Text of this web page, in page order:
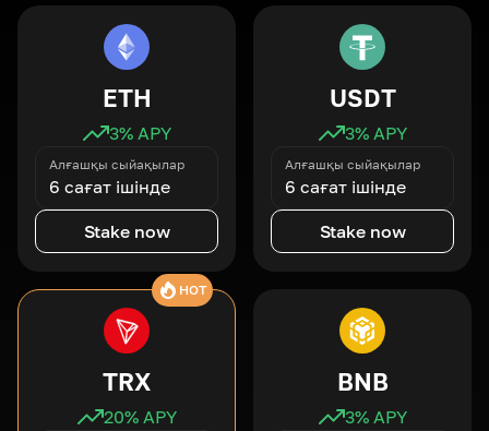
ETH
3% APY
Алғашқы сыйақылар
6 сағат ішінде
Stake now
USDT
3% APY
Алғашқы сыйақылар
6 сағат ішінде
Stake now
HOT
TRX
20% APY
BNB
3% APY